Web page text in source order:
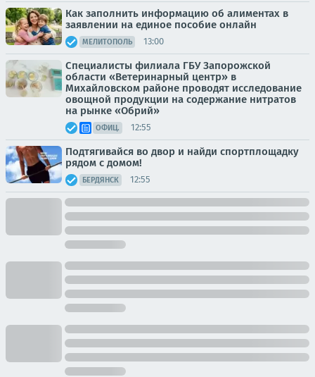
Как заполнить информацию об алиментах в
заявлении на единое пособие онлайн
МЕЛИТОПОЛЬ 13:00
Специалисты филиала ГБУ Запорожской
области «Ветеринарный центр» в
Михайловском районе проводят исследование
овощной продукции на содержание нитратов
на рынке «Обрий»
ОФИЦ. 12:55
Подтягивайся во двор и найди спортплощадку
рядом с домом!
БЕРДЯНСК 12:55